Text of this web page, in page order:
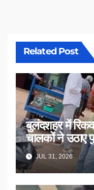
Related Post
बुलंदशहर में रिकवरी
चालकों ने उठाए
JUL 31, 2026